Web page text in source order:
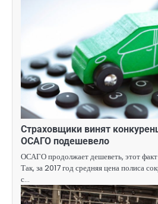
Страховщики винят
ОСАГО подешевело
ОСАГО продолжает дешеветь, этот
Так, за 2017 год средняя цена полиса
с…